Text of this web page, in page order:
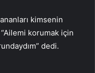
kimsenin
korumak için
dedi.